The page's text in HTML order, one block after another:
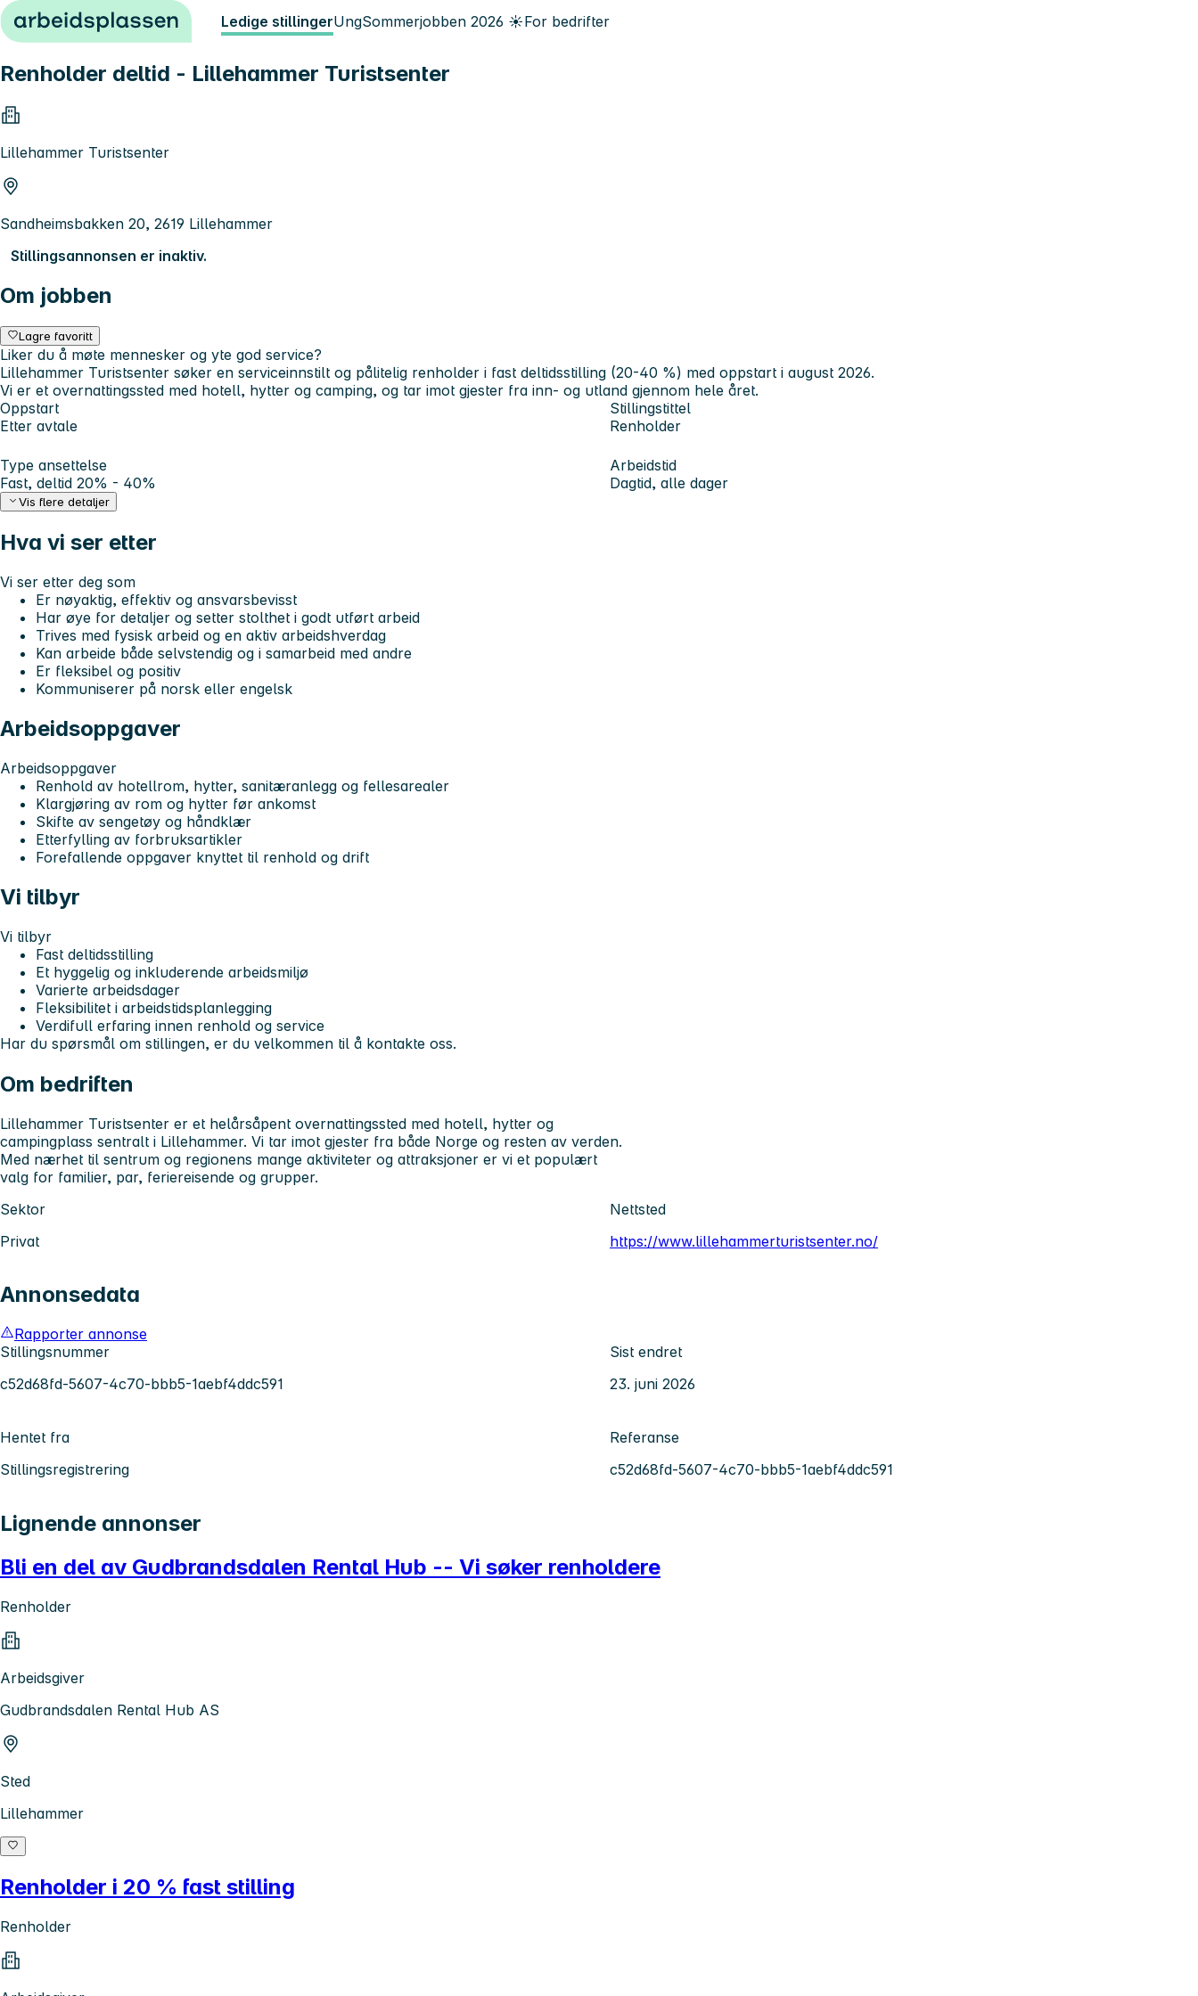
Hopp til innhold Ledige stillingerUngSommerjobben 2026 ☀️For bedrifter
Renholder deltid - Lillehammer Turistsenter
Lillehammer Turistsenter
Sandheimsbakken 20, 2619 Lillehammer
Stillingsannonsen er inaktiv.
Om jobben
Lagre favoritt
Liker du å møte mennesker og yte god service?
Lillehammer Turistsenter søker en serviceinnstilt og pålitelig renholder i fast deltidsstilling (20-40 %) med oppstart i august 2026.
Vi er et overnattingssted med hotell, hytter og camping, og tar imot gjester fra inn- og utland gjennom hele året.
Oppstart
Etter avtale
Stillingstittel
Renholder
Type ansettelse
Fast, deltid 20% - 40%
Arbeidstid
Dagtid, alle dager
Vis flere detaljer
Hva vi ser etter
Vi ser etter deg som
Er nøyaktig, effektiv og ansvarsbevisst
Har øye for detaljer og setter stolthet i godt utført arbeid
Trives med fysisk arbeid og en aktiv arbeidshverdag
Kan arbeide både selvstendig og i samarbeid med andre
Er fleksibel og positiv
Kommuniserer på norsk eller engelsk
Arbeidsoppgaver
Arbeidsoppgaver
Renhold av hotellrom, hytter, sanitæranlegg og fellesarealer
Klargjøring av rom og hytter før ankomst
Skifte av sengetøy og håndklær
Etterfylling av forbruksartikler
Forefallende oppgaver knyttet til renhold og drift
Vi tilbyr
Vi tilbyr
Fast deltidsstilling
Et hyggelig og inkluderende arbeidsmiljø
Varierte arbeidsdager
Fleksibilitet i arbeidstidsplanlegging
Verdifull erfaring innen renhold og service
Har du spørsmål om stillingen, er du velkommen til å kontakte oss.
Om bedriften
Lillehammer Turistsenter er et helårsåpent overnattingssted med hotell, hytter og
campingplass sentralt i Lillehammer. Vi tar imot gjester fra både Norge og resten av verden.
Med nærhet til sentrum og regionens mange aktiviteter og attraksjoner er vi et populært
valg for familier, par, feriereisende og grupper.
Sektor
Privat
Nettsted
https://www.lillehammerturistsenter.no/
Annonsedata
Rapporter annonse
Stillingsnummer
c52d68fd-5607-4c70-bbb5-1aebf4ddc591
Sist endret
23. juni 2026
Hentet fra
Stillingsregistrering
Referanse
c52d68fd-5607-4c70-bbb5-1aebf4ddc591
Lignende annonser
Bli en del av Gudbrandsdalen Rental Hub -- Vi søker renholdere
Renholder
Arbeidsgiver
Gudbrandsdalen Rental Hub AS
Sted
Lillehammer
Renholder i 20 % fast stilling
Renholder